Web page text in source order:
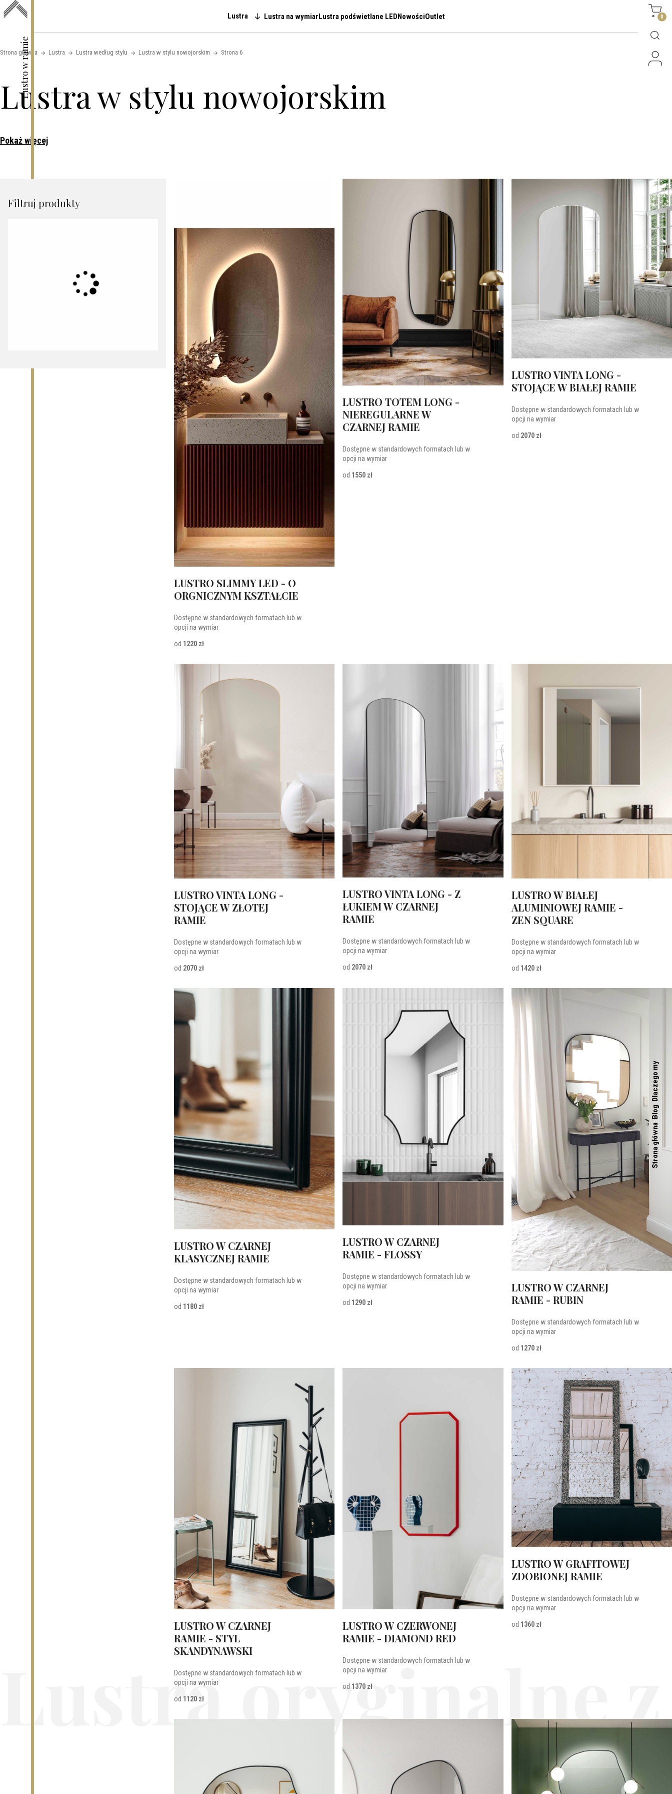
Lustro w ramie
Skip to content
Main navigation
Lustra Lustra na wymiarLustra podświetlane LEDNowościOutlet 0
Dlaczego my
Blog
Strona główna
Strona główna Lustra Lustra według stylu Lustra w stylu nowojorskim Strona 6
Lustra w stylu nowojorskim
Pokaż więcej
Filtruj produkty
LUSTRO SLIMMY LED - O
ORGNICZNYM KSZTAŁCIE
Dostępne w standardowych formatach lub w
opcji na wymiar
od 1220 zł
LUSTRO TOTEM LONG -
NIEREGULARNE W
CZARNEJ RAMIE
Dostępne w standardowych formatach lub w
opcji na wymiar
od 1550 zł
LUSTRO VINTA LONG -
STOJĄCE W BIAŁEJ RAMIE
Dostępne w standardowych formatach lub w
opcji na wymiar
od 2070 zł
LUSTRO VINTA LONG -
STOJĄCE W ZŁOTEJ
RAMIE
Dostępne w standardowych formatach lub w
opcji na wymiar
od 2070 zł
LUSTRO VINTA LONG - Z
ŁUKIEM W CZARNEJ
RAMIE
Dostępne w standardowych formatach lub w
opcji na wymiar
od 2070 zł
LUSTRO W BIAŁEJ
ALUMINIOWEJ RAMIE -
ZEN SQUARE
Dostępne w standardowych formatach lub w
opcji na wymiar
od 1420 zł
LUSTRO W CZARNEJ
KLASYCZNEJ RAMIE
Dostępne w standardowych formatach lub w
opcji na wymiar
od 1180 zł
LUSTRO W CZARNEJ
RAMIE - FLOSSY
Dostępne w standardowych formatach lub w
opcji na wymiar
od 1290 zł
LUSTRO W CZARNEJ
RAMIE - RUBIN
Dostępne w standardowych formatach lub w
opcji na wymiar
od 1270 zł
LUSTRO W CZARNEJ
RAMIE - STYL
SKANDYNAWSKI
Dostępne w standardowych formatach lub w
opcji na wymiar
od 1120 zł
LUSTRO W CZERWONEJ
RAMIE - DIAMOND RED
Dostępne w standardowych formatach lub w
opcji na wymiar
od 1370 zł
LUSTRO W GRAFITOWEJ
ZDOBIONEJ RAMIE
Dostępne w standardowych formatach lub w
opcji na wymiar
od 1360 zł
Lustra